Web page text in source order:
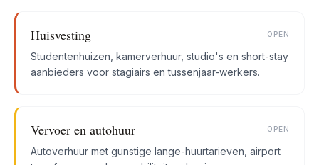
Huisvesting OPEN
Studentenhuizen, kamerverhuur, studio's en short-stay
aanbieders voor stagiairs en tussenjaar-werkers.
Vervoer en autohuur OPEN
Autoverhuur met gunstige lange-huurtarieven, airport